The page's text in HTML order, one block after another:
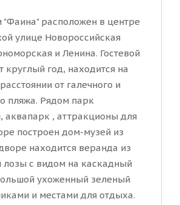
"Фаина" расположен в центре
улице Новороссийская
и Ленина. Гостевой
круглый год, находится на
от галечного и
пляжа. Рядом парк
аквапарк , аттракционы для
построен дом-музей из
находится веранда из
лозы с видом на каскадный
ухоженный зеленый
и местами для отдыха.